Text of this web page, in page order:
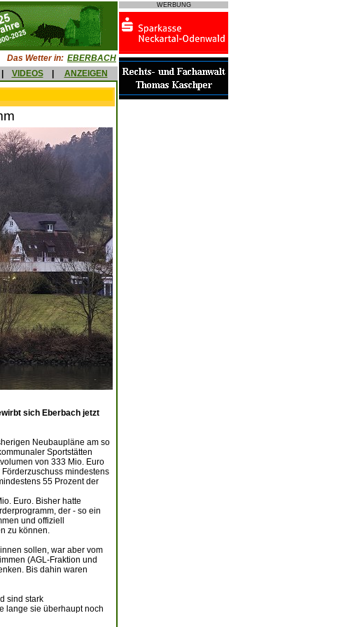
Das Wetter in: EBERBACH
VIDEOS ANZEIGEN
sich Eberbach jetzt
Neubaupläne am so
Sportstätten
von 333 Mio. Euro
mindestens
55 Prozent der
Euro. Bisher hatte
der - so ein
und offiziell
zu können.
sollen, war aber vom
(AGL-Fraktion und
Bis dahin waren
sind stark
lange sie überhaupt noch
WERBUNG